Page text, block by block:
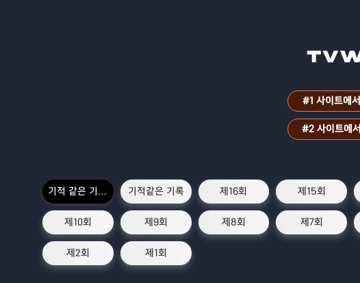
#1 사이트에
#2 사이트에
기적 같은 기록 zip 2회 기적같은 기록 제16회 제15회
제10회 제9회 제8회 제7회
제2회 제1회